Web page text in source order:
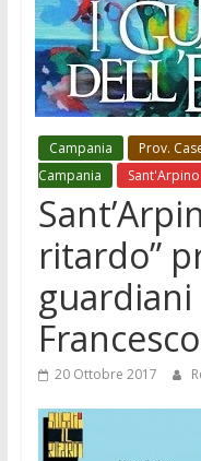
Campania Prov.
Campania
Sant'Arpino
ritardo”
guardiani
20 Ottobre 2017